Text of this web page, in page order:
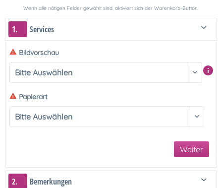
Wenn alle nötigen Felder gewählt sind, aktiviert sich der Warenkorb-Button.
1. Services
Bildvorschau
Papierart
Weiter
2. Bemerkungen